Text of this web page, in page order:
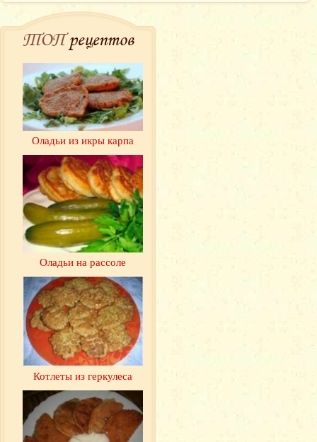
ТОПрецептов
Оладьи из икры карпа
Оладьи на рассоле
Котлеты из геркулеса